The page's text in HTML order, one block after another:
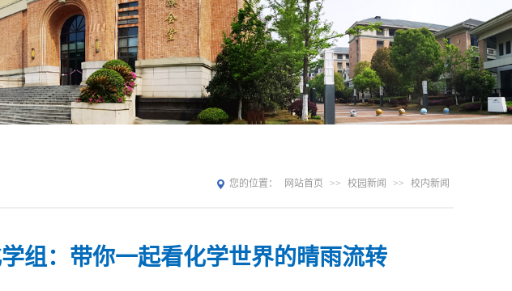
您的位置： 网站首页 >> 校园新闻 >> 校内新闻
组：带你一起看化学世界的晴雨流转